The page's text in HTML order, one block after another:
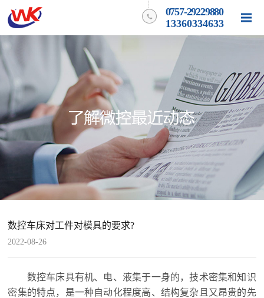
0757-29229880
13360334633
数控车床对工件对模具的要求?
2022-08-26
数控车床具有机、电、液集于一身的，技术密集和知识
密集的特点，是一种自动化程度高、结构复杂且又昂贵的先